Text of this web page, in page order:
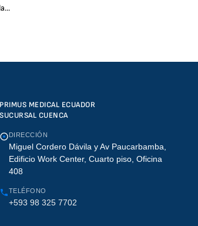
PRIMUS MEDICAL ECUADOR
SUCURSAL CUENCA
DIRECCIÓN
Miguel Cordero Dávila y Av Paucarbamba,
Edificio Work Center, Cuarto piso, Oficina
408
TELÉFONO
+593 98 325 7702